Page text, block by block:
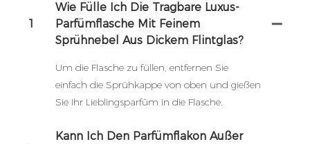
1
Wie Fülle Ich Die Tragbare Luxus-
Parfümflasche Mit Feinem
Sprühnebel Aus Dickem Flintglas?
Um die Flasche zu füllen, entfernen Sie
einfach die Sprühkappe von oben und gießen
Sie Ihr Lieblingsparfüm in die Flasche.
Kann Ich Den Parfümflakon Außer